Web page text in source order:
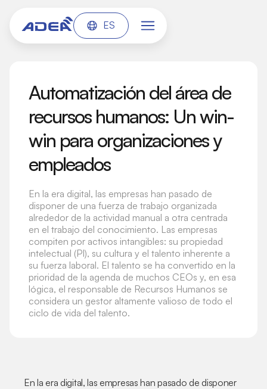
ES
Automatización del área de
recursos humanos: Un win-
win para organizaciones y
empleados
En la era digital, las empresas han pasado de
disponer de una fuerza de trabajo organizada
alrededor de la actividad manual a otra centrada
en el trabajo del conocimiento. Las empresas
compiten por activos intangibles: su propiedad
intelectual (PI), su cultura y el talento inherente a
su fuerza laboral. El talento se ha convertido en la
prioridad de la agenda de muchos CEOs y, en esa
lógica, el responsable de Recursos Humanos se
considera un gestor altamente valioso de todo el
ciclo de vida del talento.
En la era digital, las empresas han pasado de disponer